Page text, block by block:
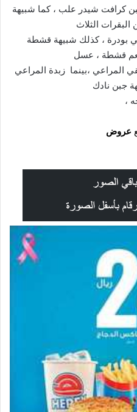
الثلاث
قشطة ، عسل
جبن نادك
،
عروض